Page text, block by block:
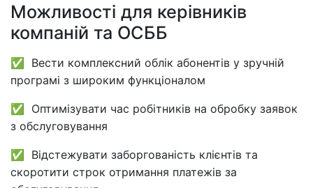
Можливості для керівників
компаній та ОСББ
✅ Вести комплексний облік абонентів у зручній
програмі з широким функціоналом
✅ Оптимізувати час робітників на обробку заявок
з обслуговування
✅ Відстежувати заборгованість клієнтів та
скоротити строк отримання платежів за